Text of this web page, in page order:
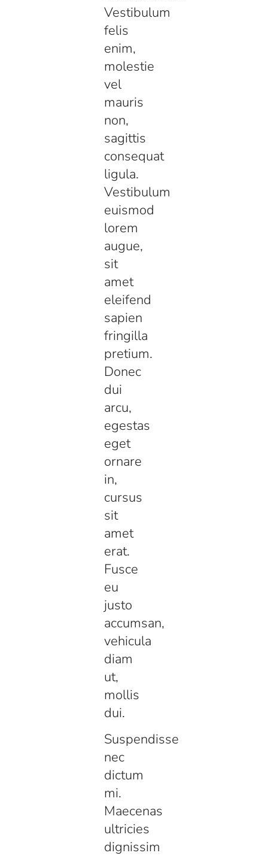
Vestibulum
felis
enim,
molestie
vel
mauris
non,
sagittis
consequat
ligula.
Vestibulum
euismod
lorem
augue,
sit
amet
eleifend
sapien
fringilla
pretium.
Donec
dui
arcu,
egestas
eget
ornare
in,
cursus
sit
amet
erat.
Fusce
eu
justo
accumsan,
vehicula
diam
ut,
mollis
dui.
Suspendisse
nec
dictum
mi.
Maecenas
ultricies
dignissim